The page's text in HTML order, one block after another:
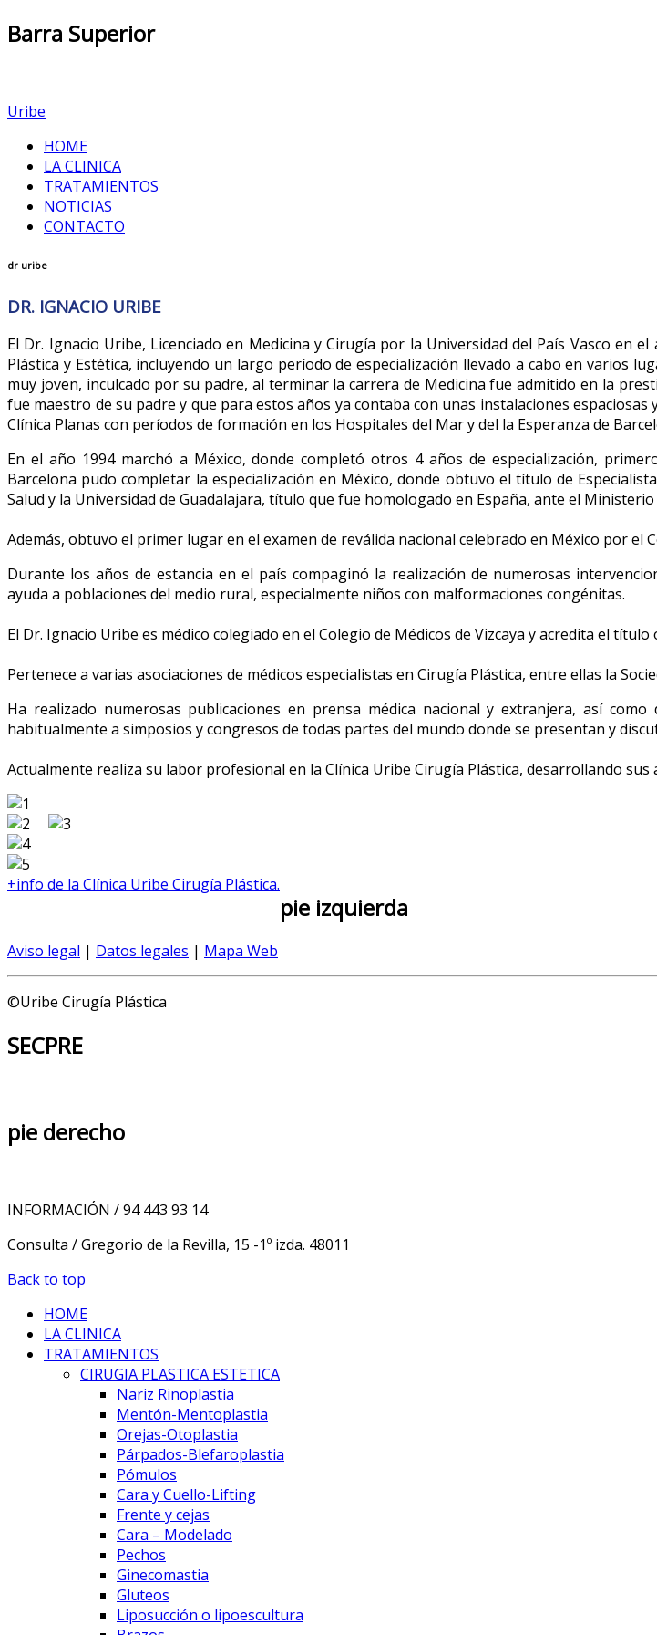
Barra Superior
Uribe
HOME
LA CLINICA
TRATAMIENTOS
NOTICIAS
CONTACTO
dr uribe
DR. IGNACIO URIBE
El Dr. Ignacio Uribe, Licenciado en Medicina y Cirugía por la Universidad del País Vasco en
Plástica y Estética, incluyendo un largo período de especialización llevado a cabo en varios
muy joven, inculcado por su padre, al terminar la carrera de Medicina fue admitido en la
fue maestro de su padre y que para estos años ya contaba con unas instalaciones
Clínica Planas con períodos de formación en los Hospitales del Mar y del la Esperanza de
En el año 1994 marchó a México, donde completó otros 4 años de especialización,
Barcelona pudo completar la especialización en México, donde obtuvo el título de
Salud y la Universidad de Guadalajara, título que fue homologado en España, ante el
Además, obtuvo el primer lugar en el examen de reválida nacional celebrado en México por el
Durante los años de estancia en el país compaginó la realización de numerosas
ayuda a poblaciones del medio rural, especialmente niños con malformaciones congénitas.
El Dr. Ignacio Uribe es médico colegiado en el Colegio de Médicos de Vizcaya y acredita el
Pertenece a varias asociaciones de médicos especialistas en Cirugía Plástica, entre ellas la
Ha realizado numerosas publicaciones en prensa médica nacional y extranjera, así
habitualmente a simposios y congresos de todas partes del mundo donde se presentan y
Actualmente realiza su labor profesional en la Clínica Uribe Cirugía Plástica, desarrollando sus
+info de la Clínica Uribe Cirugía Plástica.
pie izquierda
Aviso legal | Datos legales | Mapa Web
©Uribe Cirugía Plástica
SECPRE
pie derecho
INFORMACIÓN / 94 443 93 14
Consulta / Gregorio de la Revilla, 15 -1º izda. 48011
Back to top
HOME
LA CLINICA
TRATAMIENTOS
CIRUGIA PLASTICA ESTETICA
Nariz Rinoplastia
Mentón-Mentoplastia
Orejas-Otoplastia
Párpados-Blefaroplastia
Pómulos
Cara y Cuello-Lifting
Frente y cejas
Cara – Modelado
Pechos
Ginecomastia
Gluteos
Liposucción o lipoescultura